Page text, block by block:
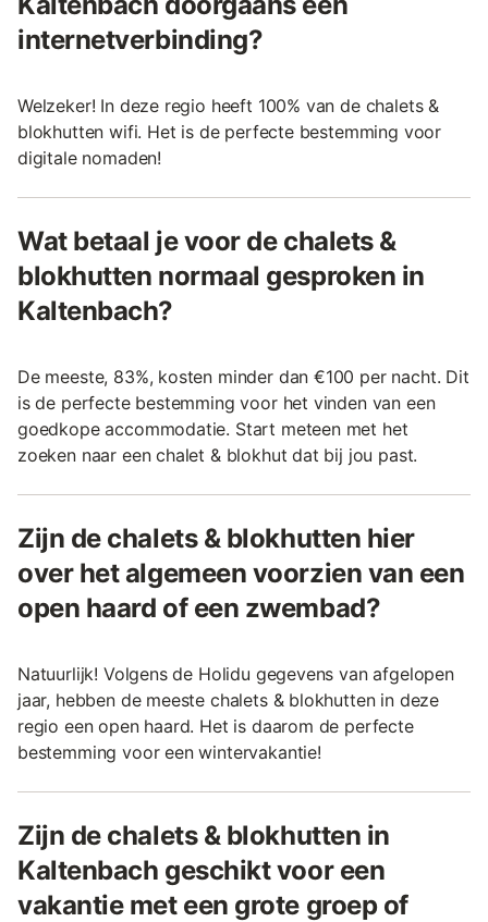
internetverbinding?
Welzeker! In deze regio heeft 100% van de chalets &
blokhutten wifi. Het is de perfecte bestemming voor
digitale nomaden!
Wat betaal je voor de chalets &
blokhutten normaal gesproken in
Kaltenbach?
De meeste, 83%, kosten minder dan €100 per nacht. Dit
is de perfecte bestemming voor het vinden van een
goedkope accommodatie. Start meteen met het
zoeken naar een chalet & blokhut dat bij jou past.
Zijn de chalets & blokhutten hier
over het algemeen voorzien van een
open haard of een zwembad?
Natuurlijk! Volgens de Holidu gegevens van afgelopen
jaar, hebben de meeste chalets & blokhutten in deze
regio een open haard. Het is daarom de perfecte
bestemming voor een wintervakantie!
Zijn de chalets & blokhutten in
Kaltenbach geschikt voor een
vakantie met een grote groep of